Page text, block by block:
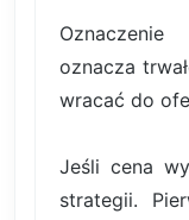
oznacza
wracać do
Jeśli cena
strategii.